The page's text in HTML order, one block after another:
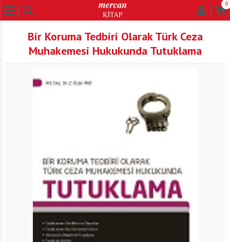
0
Bir Koruma Tedbiri Olarak Türk Ceza
Muhakemesi Hukukunda Tutuklama